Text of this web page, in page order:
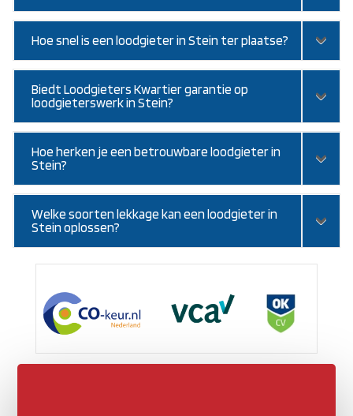
Hoe snel is een loodgieter in Stein ter plaatse?
Biedt Loodgieters Kwartier garantie op
loodgieterswerk in Stein?
Hoe herken je een betrouwbare loodgieter in
Stein?
Welke soorten lekkage kan een loodgieter in
Stein oplossen?